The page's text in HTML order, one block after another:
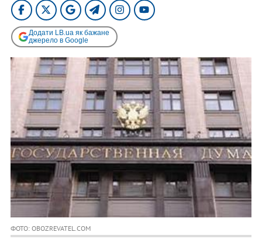
Додати LB.ua як бажане
джерело в Google
ФОТО: OBOZREVATEL.COM